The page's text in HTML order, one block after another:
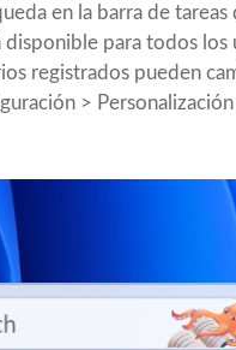
en la barra de
para todos los
registrados pueden
>